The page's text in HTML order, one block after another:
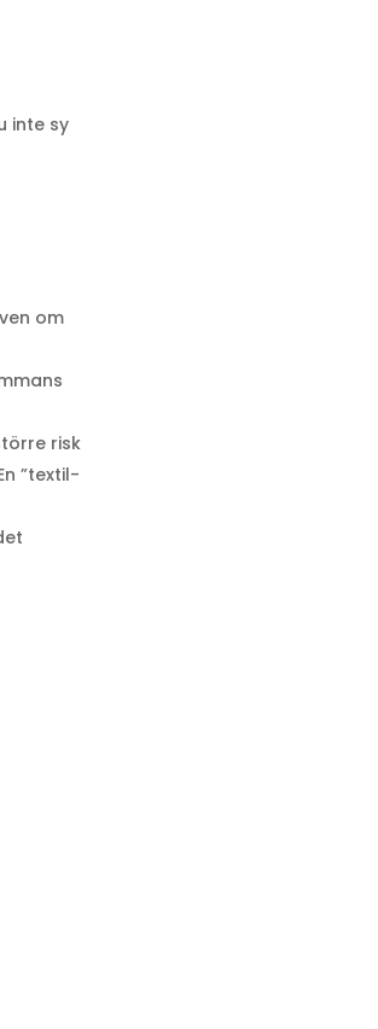
inte sy
om
risk
”textil-